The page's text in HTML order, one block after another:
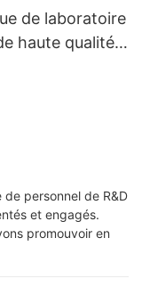
de laboratoire
haute qualité,
personnel de R&D
et engagés.
promouvoir en